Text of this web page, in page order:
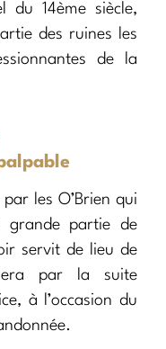
du 14ème siècle,
des ruines les
de la
les O’Brien qui
grande partie de
servit de lieu de
par la suite
à l’occasion du